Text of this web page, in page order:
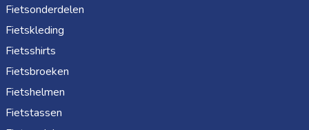
Fietsonderdelen
Fietskleding
Fietsshirts
Fietsbroeken
Fietshelmen
Fietstassen